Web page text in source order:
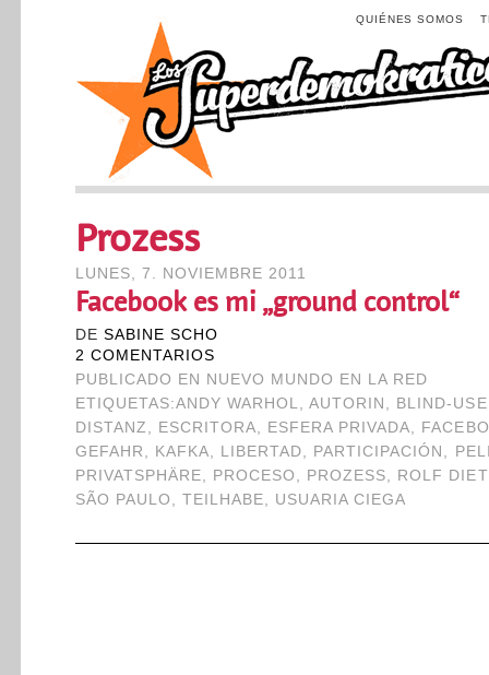
QUIÉNES SOMOS
Prozess
LUNES, 7. NOVIEMBRE 2011
Facebook es mi „ground control“
DE SABINE SCHO
2 COMENTARIOS
PUBLICADO EN
NUEVO MUNDO EN LA RED
ETIQUETAS:ANDY WARHOL,AUTORIN , BLIND-
DISTANZ , ESCRITORA, ESFERA PRIVADA,
GEFAHR , KAFKA, LIBERTAD, PARTICIPACIÓN ,
PRIVATSPHÄRE, PROCESO , PROZESS, ROLF
SÃO PAULO , TEILHABE, USUARIA CIEGA